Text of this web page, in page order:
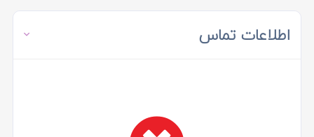
اطلاعات تماس